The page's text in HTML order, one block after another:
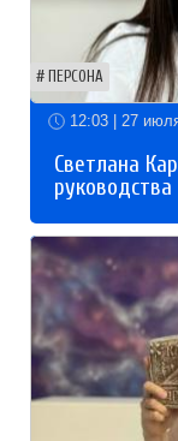
ПЕРСОНА
12:03 | 27
Светлана